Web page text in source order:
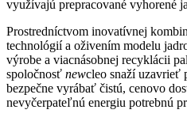
využívajú prepracované vyhorené
Prostredníctvom inovatívnej
technológií a oživením modelu
výrobe a viacnásobnej recyklácii
spoločnosť newcleo snaží uzavrieť
bezpečne vyrábať čistú, cenovo
nevyčerpateľnú energiu potrebnú